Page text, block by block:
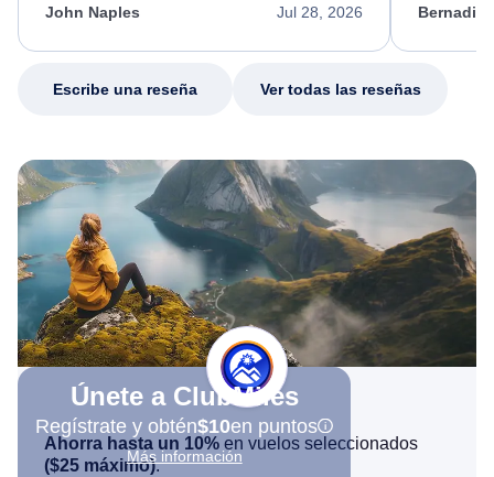
appreciate her excellent service.
Jul 28, 2026
John Naples
my issue.
Escribe una reseña Ver todas las reseñas
Únete a ClubMiles
Regístrate y obtén$10en puntos
Más información
Ahorra hasta un 10% en vuelos seleccionados
($25 máximo).